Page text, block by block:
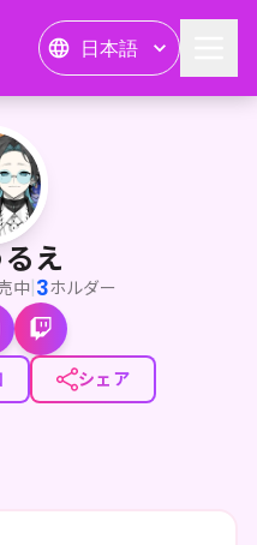
日本語
神出鬼没のVirtualBAR
え
中|3ホルダー
シェア